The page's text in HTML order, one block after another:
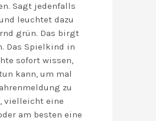
Sagt jedenfalls
leuchtet dazu
grün. Das birgt
Das Spielkind in
sofort wissen,
kann, um mal
zu
vielleicht eine
am besten eine